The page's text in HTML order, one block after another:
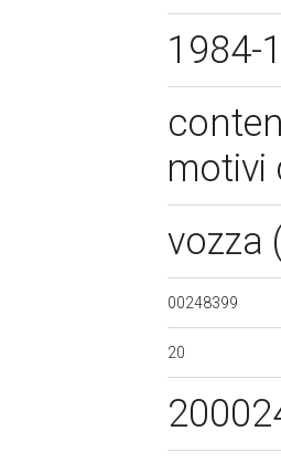
1984-
motivi
vozza
00248399
20